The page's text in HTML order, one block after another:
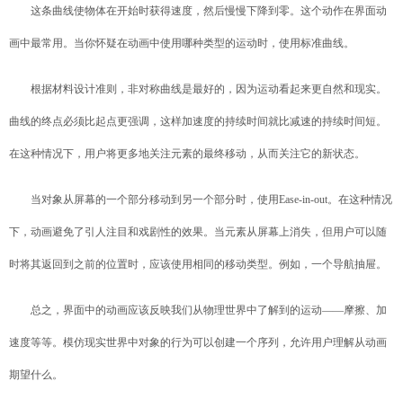
这条曲线使物体在开始时获得速度，然后慢慢下降到零。这个动作在界面动
画中最常用。当你怀疑在动画中使用哪种类型的运动时，使用标准曲线。
根据材料设计准则，非对称曲线是最好的，因为运动看起来更自然和现实。
曲线的终点必须比起点更强调，这样加速度的持续时间就比减速的持续时间短。
在这种情况下，用户将更多地关注元素的最终移动，从而关注它的新状态。
当对象从屏幕的一个部分移动到另一个部分时，使用Ease-in-out。在这种情况
下，动画避免了引人注目和戏剧性的效果。当元素从屏幕上消失，但用户可以随
时将其返回到之前的位置时，应该使用相同的移动类型。例如，一个导航抽屉。
总之，界面中的动画应该反映我们从物理世界中了解到的运动——摩擦、加
速度等等。模仿现实世界中对象的行为可以创建一个序列，允许用户理解从动画
期望什么。